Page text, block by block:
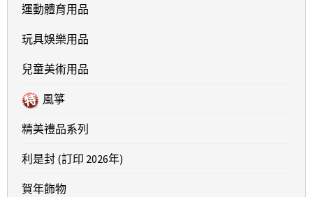
運動體育用品
玩具娛樂用品
兒童美術用品
風箏
精美禮品系列
利是封 (訂印 2026年)
賀年飾物